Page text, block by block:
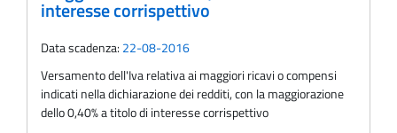
interesse corrispettivo
Data scadenza: 22-08-2016
Versamento dell'Iva relativa ai maggiori ricavi o compensi
indicati nella dichiarazione dei redditi, con la maggiorazione
dello 0,40% a titolo di interesse corrispettivo